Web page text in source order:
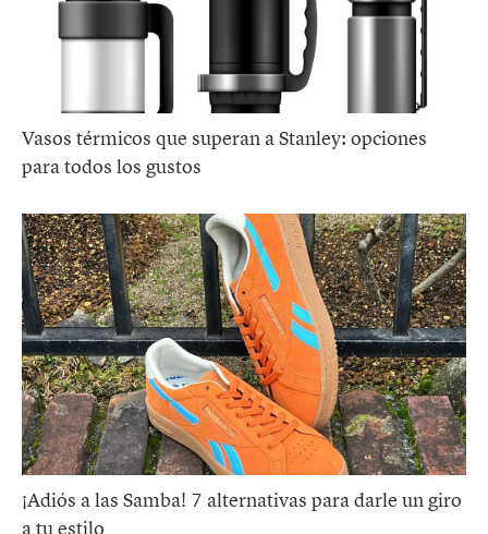
Vasos térmicos que superan a Stanley: opciones
para todos los gustos
¡Adiós a las Samba! 7 alternativas para darle un giro
a tu estilo